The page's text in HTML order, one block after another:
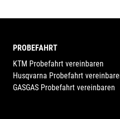
PROBEFAHRT
KTM Probefahrt vereinbaren
Husqvarna Probefahrt
GASGAS Probefahrt vereinbaren